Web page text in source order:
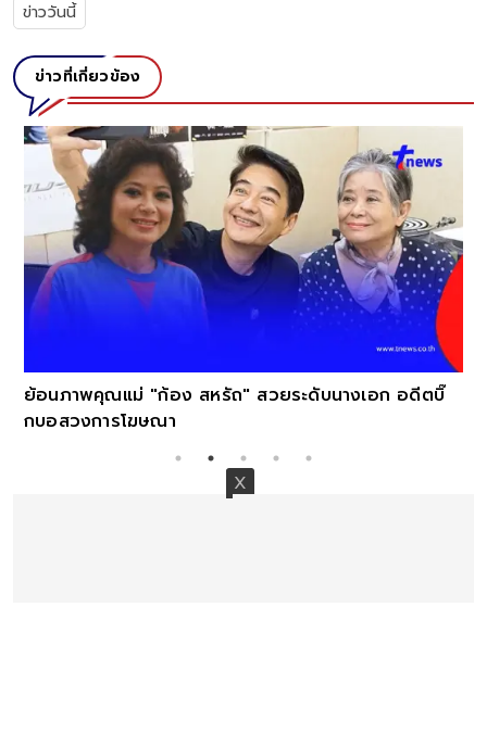
ข่าววันนี้
ข่าวที่เกี่ยวข้อง
ย้อนภาพคุณแม่ "ก้อง สหรัถ" สวยระดับนางเอก อดีตบิ๊
กบอสวงการโฆษณา